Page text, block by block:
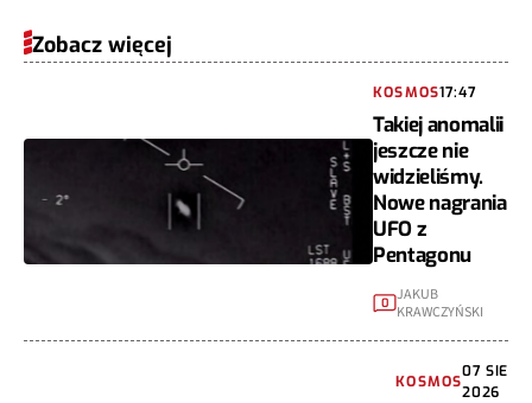
Zobacz więcej
KOSMOS17:47
Takiej anomalii
jeszcze nie
widzieliśmy.
Nowe nagrania
UFO z
Pentagonu
0 JAKUB
KRAWCZYŃSKI
KOSMOS
07 SIE
2026